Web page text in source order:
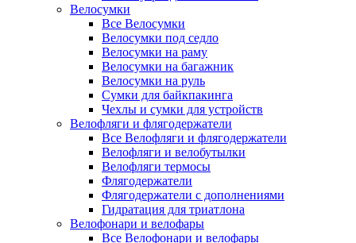
Велосумки
Все Велосумки
Велосумки под седло
Велосумки на раму
Велосумки на багажник
Велосумки на руль
Сумки для байкпакинга
Чехлы и сумки для устройств
Велофляги и флягодержатели
Все Велофляги и флягодержатели
Велофляги и велобутылки
Велофляги термосы
Флягодержатели
Флягодержатели с дополнениями
Гидратация для триатлона
Велофонари и велофары
Все Велофонари и велофары